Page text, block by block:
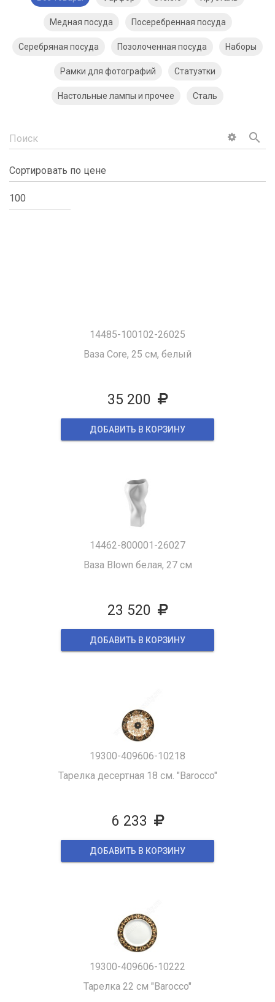
Медная посуда Посеребренная посуда
Серебряная посуда Позолоченная посуда Наборы
Рамки для фотографий Статуэтки
Настольные лампы и прочее Сталь
search
14485-100102-26025
Ваза Core, 25 см, белый
35 200
ДОБАВИТЬ В КОРЗИНУ
14462-800001-26027
Ваза Blown белая, 27 см
23 520
ДОБАВИТЬ В КОРЗИНУ
19300-409606-10218
Тарелка десертная 18 см. "Barocco"
6 233
ДОБАВИТЬ В КОРЗИНУ
19300-409606-10222
Тарелка 22 см "Barocco"